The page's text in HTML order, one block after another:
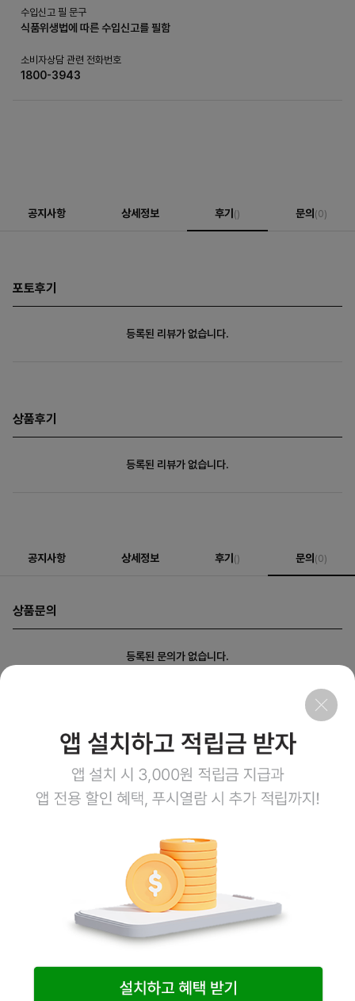
수입신고 필 문구
식품위생법에 따른 수입신고를 필함
소비자상담 관련 전화번호
1800-3943
공지사항 상세정보 후기() 문의(0)
포토후기
등록된 리뷰가 없습니다.
상품후기
등록된 리뷰가 없습니다.
공지사항 상세정보 후기() 문의(0)
상품문의
등록된 문의가 없습니다.
주식회사 엠오유통 사업자정보
평일 08:00~17:00
토요일 08:00~12:00